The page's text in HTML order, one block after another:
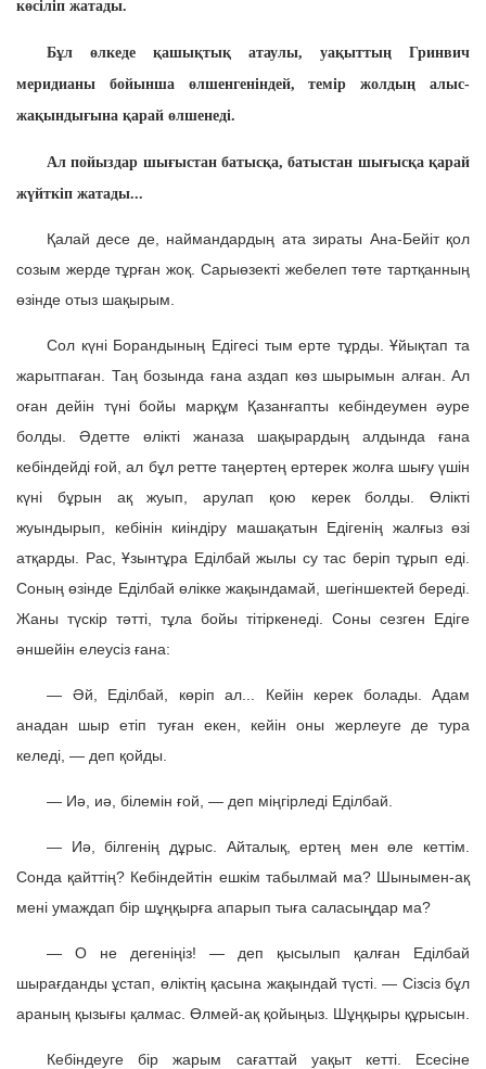
көсіліп жатады.
Бұл өлкеде қашықтық атаулы, уақыттың Гринвич
меридианы бойынша өлшенгеніндей, темір жолдың алыс-
жақындығына қарай өлшенеді.
Ал пойыздар шығыстан батысқа, батыстан шығысқа қарай
жүйткіп жатады...
Қалай десе де, наймандардың ата зираты Ана-Бейіт қол
созым жерде тұрған жоқ. Сарыөзекті жебелеп төте тартқанның
өзінде отыз шақырым.
Сол күні Борандының Едігесі тым ерте тұрды. Ұйықтап та
жарытпаған. Таң бозында ғана аздап көз шырымын алған. Ал
оған дейін түні бойы марқұм Қазанғапты кебіндеумен әуре
болды. Әдетте өлікті жаназа шақырардың алдында ғана
кебіндейді ғой, ал бұл ретте таңертең ертерек жолға шығу үшін
күні бұрын ақ жуып, арулап қою керек болды. Өлікті
жуындырып, кебінін киіндіру машақатын Едігенің жалғыз өзі
атқарды. Рас, Ұзынтұра Еділбай жылы су тас беріп тұрып еді.
Соның өзінде Еділбай өлікке жақындамай, шегіншектей береді.
Жаны түскір тәтті, тұла бойы тітіркенеді. Соны сезген Едіге
әншейін елеусіз ғана:
— Әй, Еділбай, көріп ал... Кейін керек болады. Адам
анадан шыр етіп туған екен, кейін оны жерлеуге де тура
келеді, — деп қойды.
— Иә, иә, білемін ғой, — деп міңгірледі Еділбай.
— Иә, білгенің дұрыс. Айталық, ертең мен өле кеттім.
Сонда қайттің? Кебіндейтін ешкім табылмай ма? Шынымен-ақ
мені умаждап бір шұңқырға апарып тыға саласыңдар ма?
— О не дегеніңіз! — деп қысылып қалған Еділбай
шырағданды ұстап, өліктің қасына жақындай түсті. — Сізсіз бұл
араның қызығы қалмас. Өлмей-ақ қойыңыз. Шұңқыры құрысын.
Кебіндеуге бір жарым сағаттай уақыт кетті. Есесіне